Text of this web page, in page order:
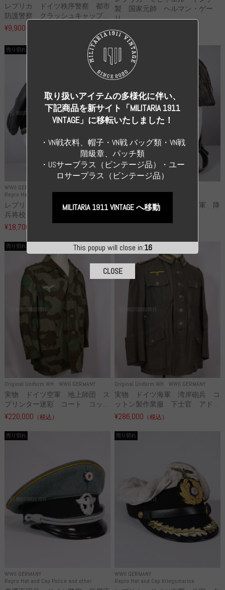
レプリカ ドイツ秩序警察 都市
防護警察 クラッシュキャップ...
¥9,900
製 国家元帥 ヘルマン・ゲー
リ...
¥55,000
WWII GERMANY
Repro Hat and Cap SS and WSS
売り切れ
レプリカ 武装親衛隊 WSS 歩
兵将校 クラッシュキャップ ...
¥18,700
Repro Hat and Cap Luftwaffe
売り切れ
高品質レプリカ ドイツ空軍 降
Original Uniform WH WWII GERMANY
売り切れ
実物 ドイツ空軍 地上師団 ス
プリンター迷彩 コート コッ...
¥220,000 （税込）
Original Uniform WH WWII GERMANY
売り切れ
実物 ドイツ海軍 湾岸砲兵 コ
ットン製作業服 下士官 アド...
¥286,000 （税込）
WWII GERMANY
Repro Hat and Cap Police and other
売り切れ
WWII GERMANY
Repro Hat and Cap Kriegsmarine
売り切れ
This popup will close in:15
取り扱いアイテムの多様化に伴い、
下記商品を新サイト「MILITARIA 1911
VINTAGE」に移転いたしました！
・VN戦衣料、帽子・VN戦 バッグ類・VN戦
階級章、パッチ類
・USサーブラス（ビンテージ品）・ユー
ロサープラス（ビンテージ品）
MILITARIA 1911 VINTAGE へ移動
CLOSE